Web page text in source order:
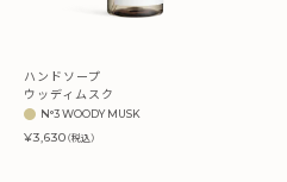
ハンドソープ
ウッディムスク
N°3 WOODY MUSK
¥3,630（税込）